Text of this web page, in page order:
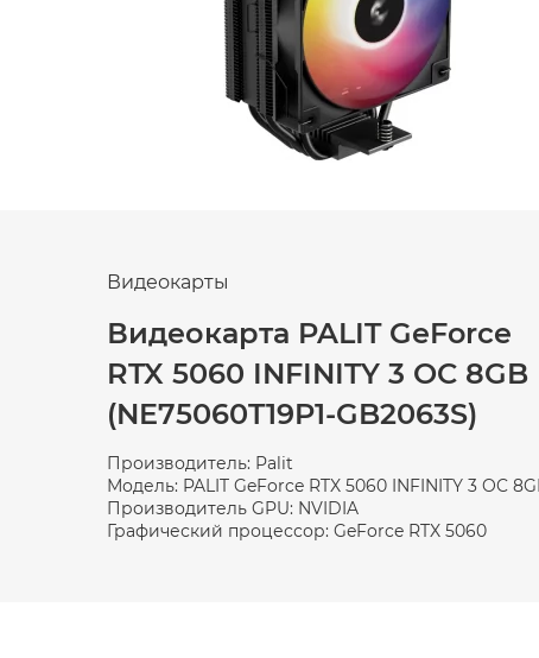
Видеокарты
Видеокарта PALIT GeForce
RTX 5060 INFINITY 3 OC 8GB
(NE75060T19P1-GB2063S)
Производитель: Palit
Модель: PALIT GeForce RTX 5060 INFINITY 3 OC
Производитель GPU: NVIDIA
Графический процессор: GeForce RTX 5060